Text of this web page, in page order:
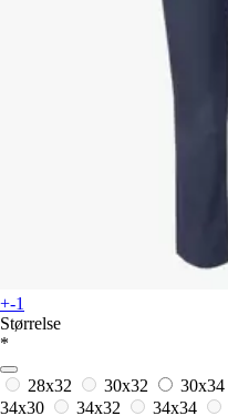
+-1
Størrelse
*
28x32 30x32 30x34
34x30
34x32 34x34